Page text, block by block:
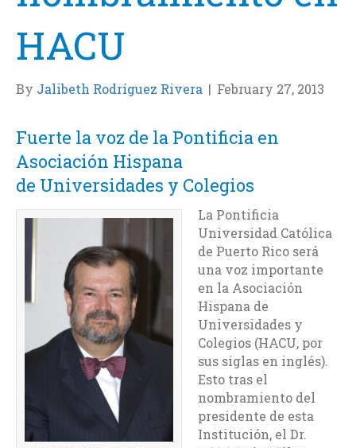
HACU
By Jalibeth Rodríguez Rivera | February 27, 2013
Fuerte la voz de la Pontificia en
Asociación Hispana
de Universidades y Colegios
La Pontificia
Universidad Católica
de Puerto Rico será
una voz importante
en la Asociación
Hispana de
Universidades y
Colegios (HACU, por
sus siglas en inglés).
Esto tras el
nombramiento del
presidente de esta
Institución, el Dr.